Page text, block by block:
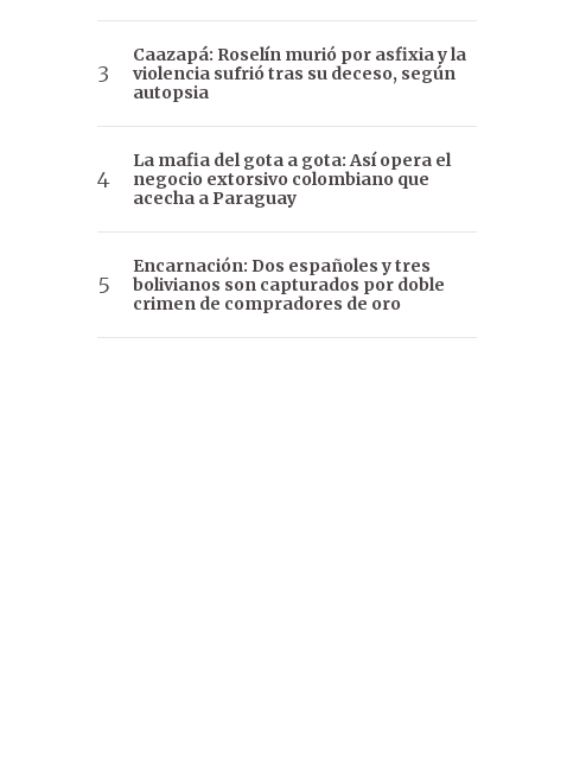
Caazapá: Roselín murió por asfixia y la
violencia sufrió tras su deceso, según
autopsia
La mafia del gota a gota: Así opera el
negocio extorsivo colombiano que
acecha a Paraguay
Encarnación: Dos españoles y tres
bolivianos son capturados por doble
crimen de compradores de oro